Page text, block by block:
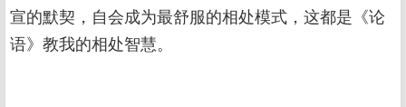
宣的默契，自会成为最舒服的相处模式，这都是《论
语》教我的相处智慧。